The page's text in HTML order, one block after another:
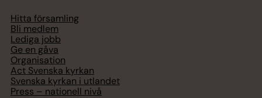
Hitta församling
Bli medlem
Lediga jobb
Ge en gåva
Organisation
Act Svenska kyrkan
Svenska kyrkan i utlandet
Press – nationell nivå